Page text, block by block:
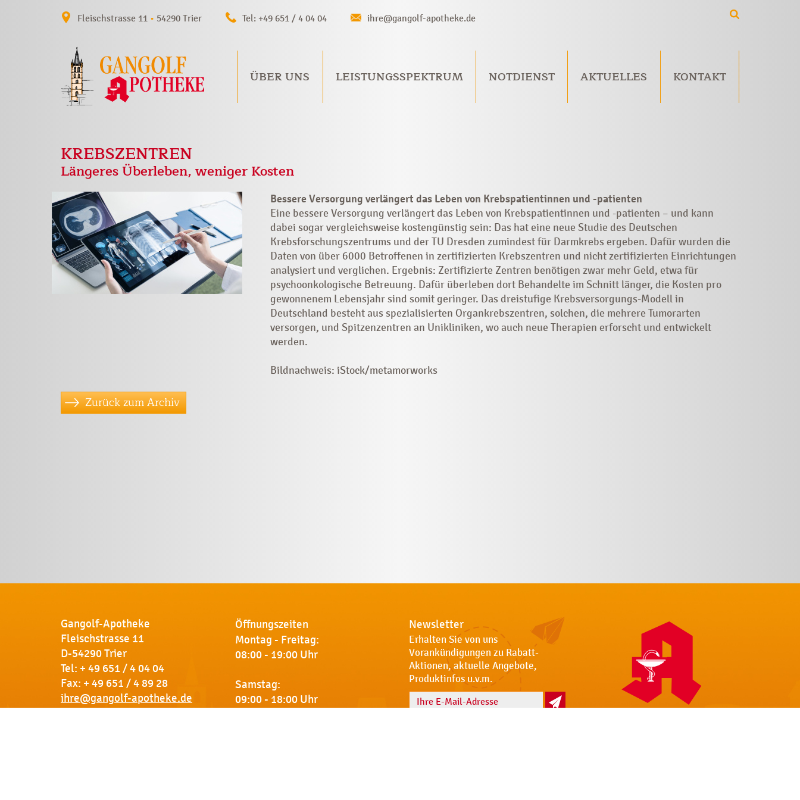
Fleischstrasse 11 • 54290 Trier Tel: +49 651 / 4 04 04 ihre@gangolf-apotheke.de
ÜBER UNS LEISTUNGSSPEKTRUM NOTDIENST AKTUELLES KONTAKT
KREBSZENTREN
Längeres Überleben, weniger Kosten
Bessere Versorgung verlängert das Leben von Krebspatientinnen und -patienten
Eine bessere Versorgung verlängert das Leben von Krebspatientinnen und -patienten – und kann
dabei sogar vergleichsweise kostengünstig sein: Das hat eine neue Studie des Deutschen
Krebsforschungszentrums und der TU Dresden zumindest für Darmkrebs ergeben. Dafür wurden die
Daten von über 6000 Betroffenen in zertifizierten Krebszentren und nicht zertifizierten Einrichtungen
analysiert und verglichen. Ergebnis: Zertifizierte Zentren benötigen zwar mehr Geld, etwa für
psychoonkologische Betreuung. Dafür überleben dort Behandelte im Schnitt länger, die Kosten pro
gewonnenem Lebensjahr sind somit geringer. Das dreistufige Krebsversorgungs-Modell in
Deutschland besteht aus spezialisierten Organkrebszentren, solchen, die mehrere Tumorarten
versorgen, und Spitzenzentren an Unikliniken, wo auch neue Therapien erforscht und entwickelt
werden.
Bildnachweis: iStock/metamorworks
Zurück zum Archiv
Gangolf-Apotheke
Fleischstrasse 11
D-54290 Trier
Tel: + 49 651 / 4 04 04
Fax: + 49 651 / 4 89 28
ihre@gangolf-apotheke.de
Öffnungszeiten
Montag - Freitag:
08:00 - 19:00 Uhr
Samstag:
09:00 - 18:00 Uhr
Newsletter
Erhalten Sie von uns
Vorankündigungen zu Rabatt-
Aktionen, aktuelle Angebote,
Produktinfos u.v.m.
Name